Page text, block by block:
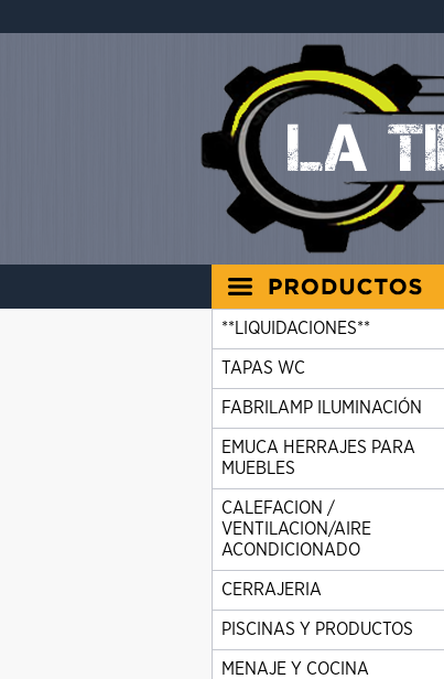
**LIQUIDACIONES**
TAPAS WC
FABRILAMP ILUMINACIÓN
EMUCA HERRAJES PARA
MUEBLES
CALEFACION /
VENTILACION/AIRE
ACONDICIONADO
CERRAJERIA
PISCINAS Y PRODUCTOS
MENAJE Y COCINA